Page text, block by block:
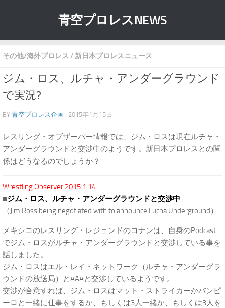
青空プロレスNEWS
その他/海外プロレス / 新日本プロレスニュース
ジム・ロス、ルチャ・アンダーグラウンド
で実況?
BY 青空プロレス企画 · 2015年1月15日
レスリング・オブザーバー情報では、ジム・ロスは現在ルチャ・
アンダーグラウンドと交渉中のようです。新日本プロレスとの関
係はどうなるのでしょうか？
Wrestling Observer 2015.1.14
■ジム・ロス、ルチャ・アンダーグラウンドと交渉中
（Jim Ross being negotiated with to announce Lucha Underground）
メキシコのレスリング・レジェンドのコナンは、自身のPodcast
でジム・ロスがルチャ・アンダーグラウンドと交渉している事を
話しました。
ジム・ロスはエル・レイ・ネットワーク（ルチャ・アンダーグラ
ウンドの放送局）とAAAと交渉しているようです。
交渉が合意すれば、ジム・ロスはマット・ストライカーかバンピ
ーロと一緒に仕事をするか、もしくは3人一緒か、もしくは3人を